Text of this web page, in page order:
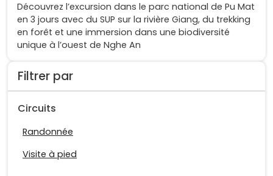
Filtrer par
Circuits
Randonnée
Visite à pied
Découvrez l’excursion dans le parc national de Pu Mat
en 3 jours avec du SUP sur la rivière Giang, du trekking
en forêt et une immersion dans une biodiversité
unique à l’ouest de Nghe An